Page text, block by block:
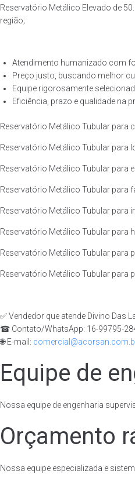
Reservatório Metálico Elevado de
região;
Atendimento humanizado com
Preço justo, buscando melhor
Equipe rigorosamente
Eficiência, prazo e qualidade na
Reservatório Metálico Tubular para
Reservatório Metálico Tubular para
Reservatório Metálico Tubular para
Reservatório Metálico Tubular para
Reservatório Metálico Tubular para
Reservatório Metálico Tubular para
Reservatório Metálico Tubular para
Reservatório Metálico Tubular para
✅ Vendedor que atende Divino Das
☎ Contato/WhatsApp: 16-99795-
🌐 E-mail:
Equipe de
Nossa equipe de engenharia
Orçamento
Nossa equipe especializada e